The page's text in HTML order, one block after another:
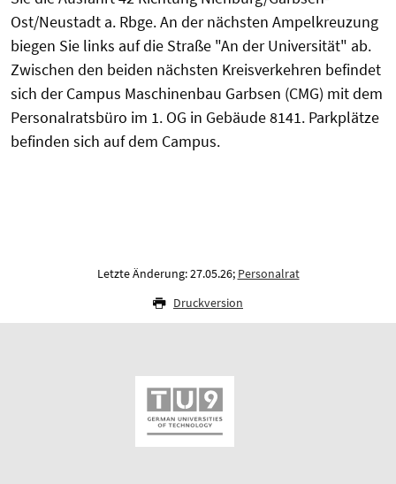
Ost/Neustadt a. Rbge. An der nächsten Ampelkreuzung
biegen Sie links auf die Straße "An der Universität" ab.
Zwischen den beiden nächsten Kreisverkehren befindet
sich der Campus Maschinenbau Garbsen (CMG) mit dem
Personalratsbüro im 1. OG in Gebäude 8141. Parkplätze
befinden sich auf dem Campus.
Letzte Änderung: 27.05.26; Personalrat
Druckversion